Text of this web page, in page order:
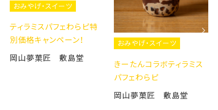
おみやげ・スイーツ
ティラミスパフェわらピ特
別価格キャンペーン！
岡山夢菓匠 敷島堂
おみやげ・スイーツ
きーたんコラボティラミス
パフェわらピ
岡山夢菓匠 敷島堂